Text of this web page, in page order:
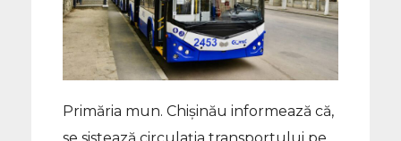
Primăria mun. Chișinău informează că,